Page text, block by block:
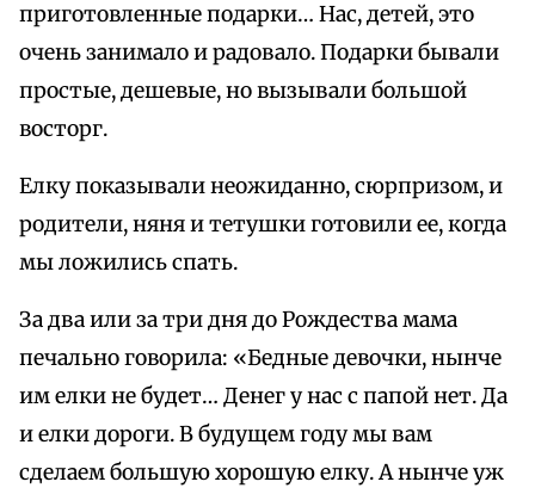
приготовленные подарки… Нас, детей, это
очень занимало и радовало. Подарки бывали
простые, дешевые, но вызывали большой
восторг.
Елку показывали неожиданно, сюрпризом, и
родители, няня и тетушки готовили ее, когда
мы ложились спать.
За два или за три дня до Рождества мама
печально говорила: «Бедные девочки, нынче
им елки не будет… Денег у нас с папой нет. Да
и елки дороги. В будущем году мы вам
сделаем большую хорошую елку. А нынче уж